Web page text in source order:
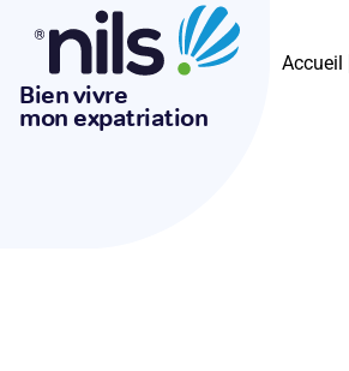
Bien vivre
mon expatriation
Accueil